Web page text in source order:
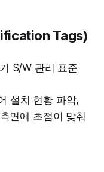
Tags)
S/W 관리 표준
설치 현황 파악,
측면에 초점이 맞춰